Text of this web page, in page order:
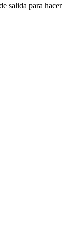
salida para hacer